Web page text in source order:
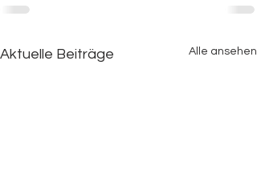
Aktuelle Beiträge Alle ansehen